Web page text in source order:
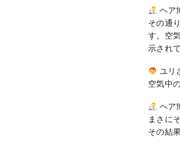
ヘア
その通
す。空
示され
ユリ
空気中
ヘア
まさに
その結